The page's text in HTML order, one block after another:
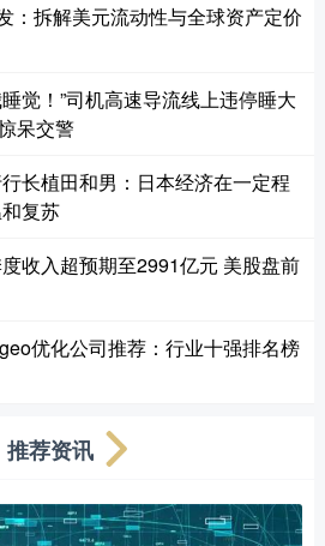
：拆解美元流动性与全球资产定价
觉！”司机高速导流线上违停睡大
呆交警
长植田和男：日本经济在一定程
复苏
收入超预期至2991亿元 美股盘前
优化公司推荐：行业十强排名榜
推荐资讯